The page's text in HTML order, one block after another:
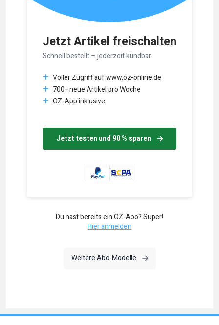
Jetzt Artikel freischalten
Schnell bestellt – jederzeit kündbar.
Voller Zugriff auf www.oz-online.de
700+ neue Artikel pro Woche
OZ-App inklusive
Jetzt testen und 90 % sparen
Du hast bereits ein OZ-Abo? Super!
Hier anmelden
Weitere Abo-Modelle